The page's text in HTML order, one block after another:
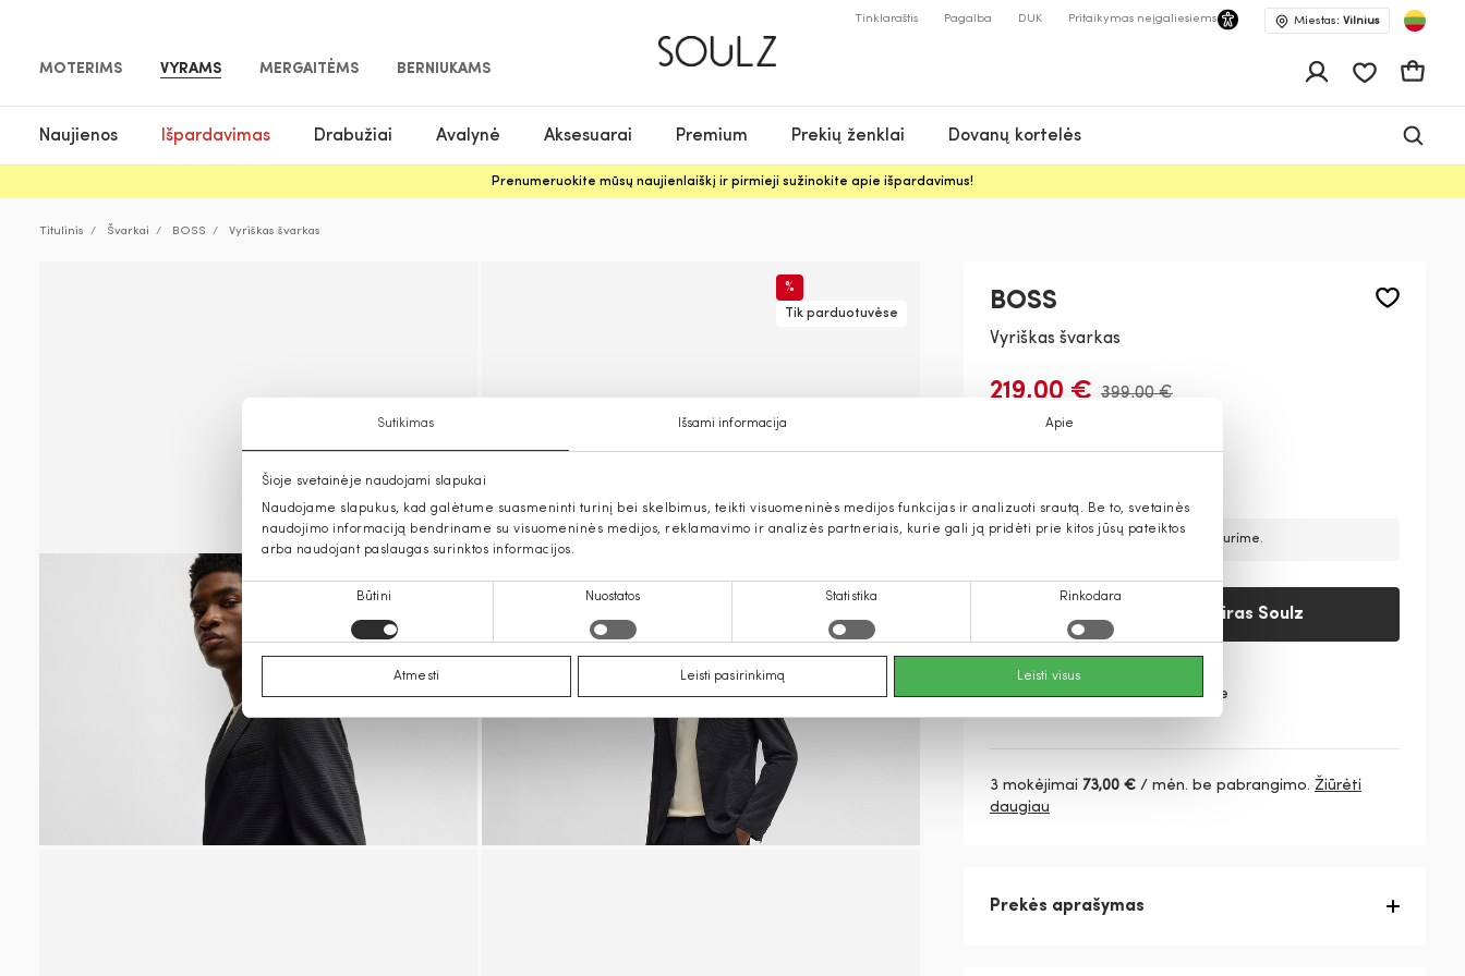
Sutikimas Išsami informacija Apie
Šioje svetainėje naudojami slapukai
Naudojame slapukus, kad galėtume suasmeninti turinį bei skelbimus, teikti visuomeninės medijos funkcijas ir analizuoti srautą. Be to, svetainės
naudojimo informaciją bendriname su visuomeninės medijos, reklamavimo ir analizės partneriais, kurie gali ją pridėti prie kitos jūsų pateiktos
arba naudojant paslaugas surinktos informacijos.
Sutikimo
pasirinkimas
Būtini Nuostatos Statistika Rinkodara
Atmesti Leisti pasirinkimą Leisti visus
MOTERIMS VYRAMS MERGAITĖMS BERNIUKAMS
Tinklaraštis Pagalba DUK Pritaikymas neįgaliesiems Miestas: Vilnius
Pageidavimų
Naujienos Išpardavimas Drabužiai Avalynė Aksesuarai Premium Prekių ženklai Dovanų kortelės
Prenumeruokite mūsų naujienlaiškį ir pirmieji sužinokite apie išpardavimus!
Titulinis Švarkai BOSS Vyriškas švarkas
%
Tik parduotuvėse
BOSS
Vyriškas švarkas
219,00 € 399,00 €
Atsiprašome, šios prekės laikinai neturime.
Pranešti, kai atsiras Soulz
Patikrinti, ar yra parduotuvėse
3 mokėjimai 73,00 € / mėn. be pabrangimo. Žiūrėti
daugiau
Prekės aprašymas